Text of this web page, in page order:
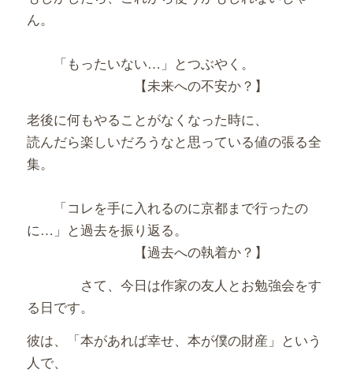
ん。
「もったいない…」とつぶやく。
【未来への不安か？】
老後に何もやることがなくなった時に、
読んだら楽しいだろうなと思っている値の張る全
集。
「コレを手に入れるのに京都まで行ったの
に…」と過去を振り返る。
【過去への執着か？】
さて、今日は作家の友人とお勉強会をす
る日です。
彼は、「本があれば幸せ、本が僕の財産」という
人で、